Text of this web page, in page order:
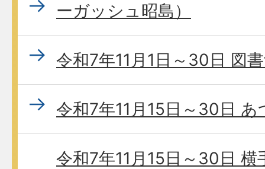
ーガッシュ昭島）
令和7年11月1日～30日 図
令和7年11月15日～30日
令和7年11月15日～30日